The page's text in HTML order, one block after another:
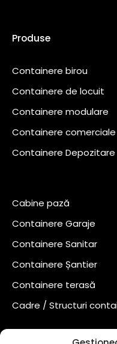
Produse
Containere birou
Containere de locuit
Containere modulare
Containere comerciale
Containere Depozitare
Cabine pază
Containere Garaje
Containere Sanitar
Containere Șantier
Containere terasă
Cadre / Structuri